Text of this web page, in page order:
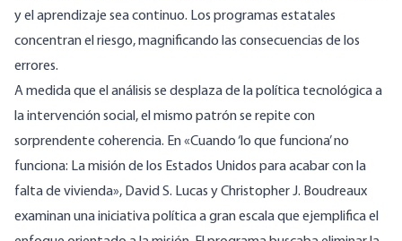
y el aprendizaje sea continuo. Los programas estatales
concentran el riesgo, magnificando las consecuencias de los
errores.
A medida que el análisis se desplaza de la política tecnológica a
la intervención social, el mismo patrón se repite con
sorprendente coherencia. En «Cuando ‘lo que funciona’ no
funciona: La misión de los Estados Unidos para acabar con la
falta de vivienda», David S. Lucas y Christopher J. Boudreaux
examinan una iniciativa política a gran escala que ejemplifica el